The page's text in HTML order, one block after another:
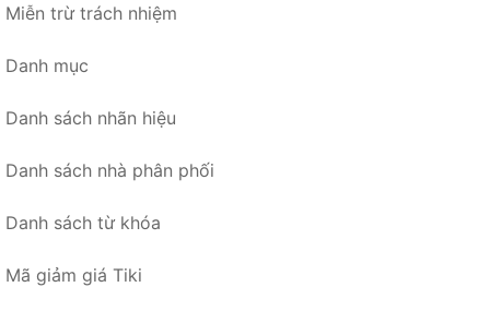
Miễn trừ trách nhiệm
Danh mục
Danh sách nhãn hiệu
Danh sách nhà phân phối
Danh sách từ khóa
Mã giảm giá Tiki